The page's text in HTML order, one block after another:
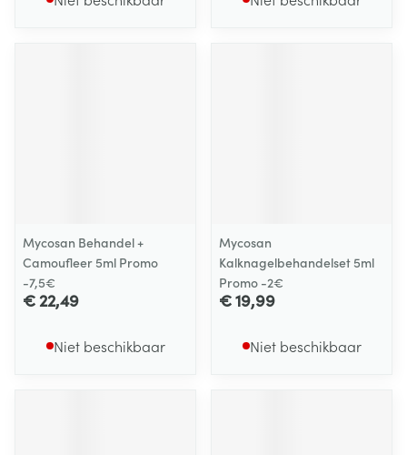
Mycosan Behandel +
Camoufleer 5ml Promo
-7,5€
€ 22,49
Niet beschikbaar
Mycosan
Kalknagelbehandelset 5ml
Promo -2€
€ 19,99
Niet beschikbaar